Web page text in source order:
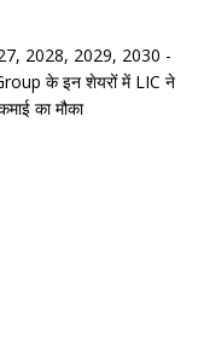
2028, 2029, 2030 -
के इन शेयरों में LIC ने
का मौका